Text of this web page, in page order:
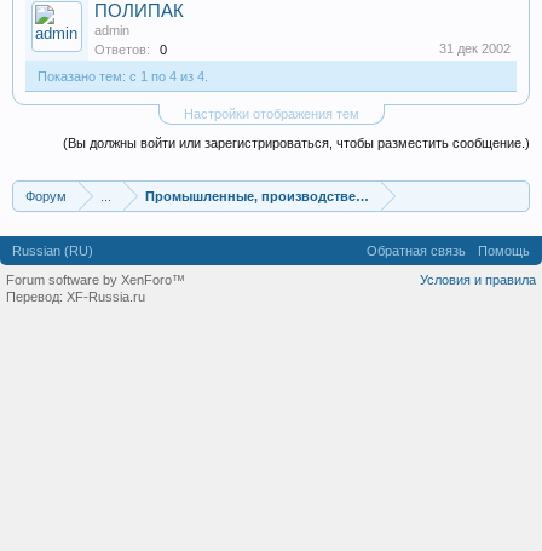
ПОЛИПАК
admin
Ответов:
0
31 дек 2002
Показано тем: с 1 по 4 из 4.
Настройки отображения тем
(Вы должны войти или зарегистрироваться, чтобы разместить сообщение.)
Форум Промышленные, производственные и перерабатывающие
Russian (RU) Обратная связь
Помощь
Условия и правила
Forum software by XenForo™
Перевод: XF-Russia.ru